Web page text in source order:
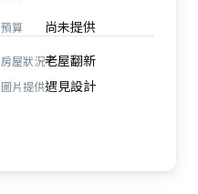
預算 尚未提供
房屋狀況老屋翻新
圖片提供遇見設計